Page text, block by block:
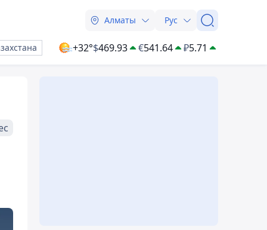
Алматы Рус
+32°$469.93 €541.64 ₽5.71